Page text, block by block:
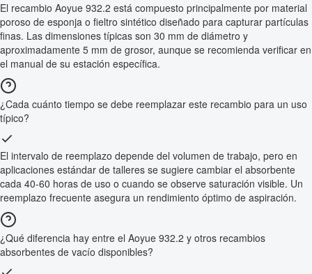
El recambio Aoyue 932.2 está compuesto principalmente por material
poroso de esponja o fieltro sintético diseñado para capturar partículas
finas. Las dimensiones típicas son 30 mm de diámetro y
aproximadamente 5 mm de grosor, aunque se recomienda verificar en
el manual de su estación específica.
¿Cada cuánto tiempo se debe reemplazar este recambio para un uso
típico?
El intervalo de reemplazo depende del volumen de trabajo, pero en
aplicaciones estándar de talleres se sugiere cambiar el absorbente
cada 40-60 horas de uso o cuando se observe saturación visible. Un
reemplazo frecuente asegura un rendimiento óptimo de aspiración.
¿Qué diferencia hay entre el Aoyue 932.2 y otros recambios
absorbentes de vacío disponibles?